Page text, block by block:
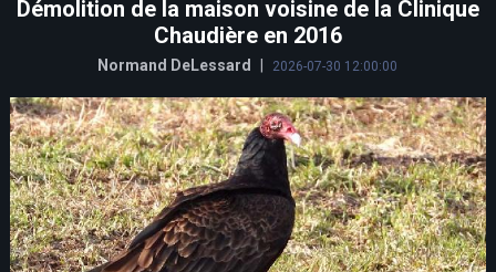
Démolition de la maison voisine de la Clinique
Chaudière en 2016
Normand DeLessard 2026-07-30 12:00:00